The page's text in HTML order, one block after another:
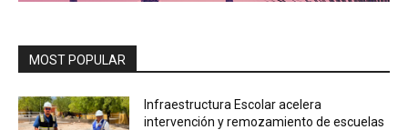
MOST POPULAR
Infraestructura Escolar acelera
intervención y remozamiento de escuelas